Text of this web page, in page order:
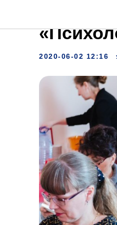
2020-06-02 12:16